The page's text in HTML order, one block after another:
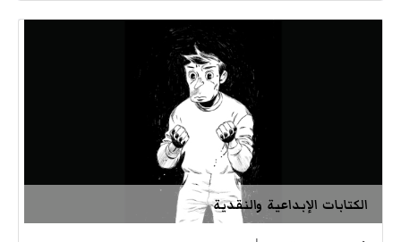
الكتابات الإبداعية والنقدية